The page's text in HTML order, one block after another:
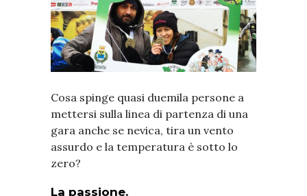
Cosa spinge quasi duemila persone a
mettersi sulla linea di partenza di una
gara anche se nevica, tira un vento
assurdo e la temperatura è sotto lo
zero?
La passione.